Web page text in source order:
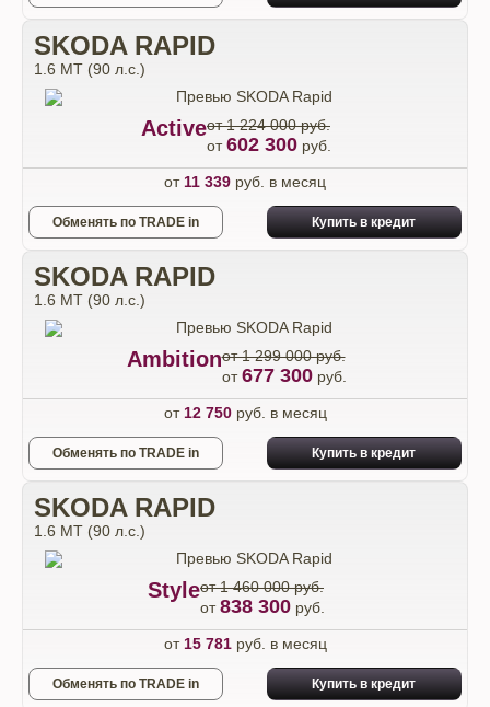
SKODA RAPID
1.6 MT (90 л.с.)
Activeот 1 224 000 руб.
от602 300 руб.
от 11 339 руб. в месяц
Обменять по TRADE in Купить в кредит
SKODA RAPID
1.6 MT (90 л.с.)
Ambitionот 1 299 000 руб.
от677 300руб.
от 12 750руб. в месяц
Обменять по TRADE in Купить в кредит
SKODA RAPID
1.6 MT (90 л.с.)
Styleот 1 460 000 руб.
от838 300 руб.
от 15 781руб. в месяц
Обменять по TRADE in Купить в кредит